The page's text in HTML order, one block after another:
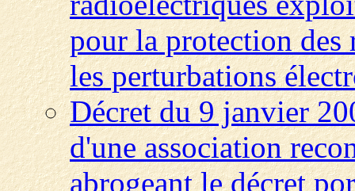
pour la protection des
les perturbations
Décret du 9 janvier
d'une association
abrogeant le décret